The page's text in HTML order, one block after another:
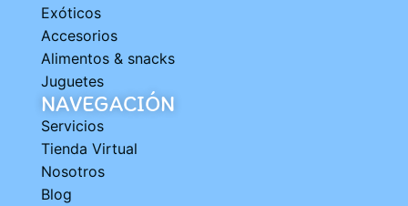
Exóticos
Accesorios
Alimentos & snacks
Juguetes
NAVEGACIÓN
Servicios
Tienda Virtual
Nosotros
Blog